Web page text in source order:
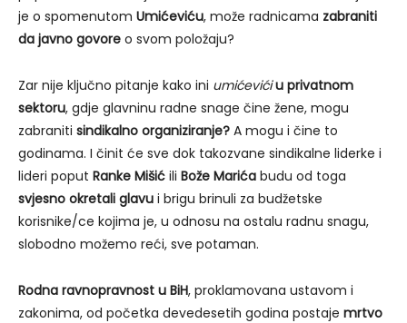
je o spomenutom Umićeviću, može radnicama zabraniti
da javno govore o svom položaju?
Zar nije ključno pitanje kako ini umićevići u privatnom
sektoru, gdje glavninu radne snage čine žene, mogu
zabraniti sindikalno organiziranje? A mogu i čine to
godinama. I činit će sve dok takozvane sindikalne liderke i
lideri poput Ranke Mišić ili Bože Marića budu od toga
svjesno okretali glavu i brigu brinuli za budžetske
korisnike/ce kojima je, u odnosu na ostalu radnu snagu,
slobodno možemo reći, sve potaman.
Rodna ravnopravnost u BiH, proklamovana ustavom i
zakonima, od početka devedesetih godina postaje mrtvo